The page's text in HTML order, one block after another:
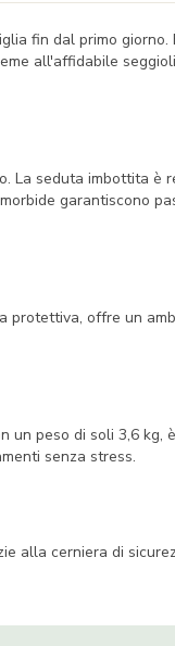
fin dal primo giorno.
all'affidabile
La seduta imbottita è
garantiscono
protettiva, offre un
un peso di soli 3,6 kg,
senza stress.
alla cerniera di